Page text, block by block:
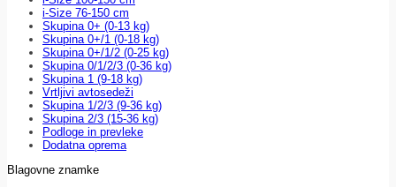
i-Size 76-150 cm
Skupina 0+ (0-13 kg)
Skupina 0+/1 (0-18 kg)
Skupina 0+/1/2 (0-25 kg)
Skupina 0/1/2/3 (0-36 kg)
Skupina 1 (9-18 kg)
Vrtljivi avtosedeži
Skupina 1/2/3 (9-36 kg)
Skupina 2/3 (15-36 kg)
Podloge in prevleke
Dodatna oprema
Blagovne znamke